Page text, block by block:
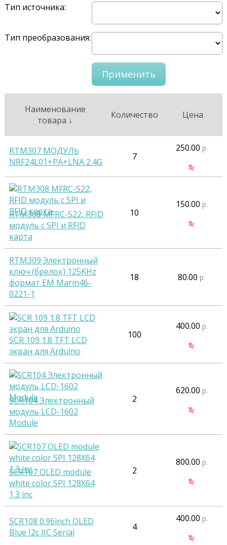
Тип источника:
Тип преобразования:
Наименование
товара ↓ Количество Цена
RTM307 МОДУЛЬ
NRF24L01+PA+LNA 2.4G
7
250.00 р.
RTM308 MFRC-522, RFID
модуль c SPI и RFID
карта
10
150.00 р.
RTM309 Электронный
ключ (брелок) 125KHz
формат EM Marin46-
0221-1
18 80.00 р.
SCR 109 1.8 TFT LCD
экран для Arduino
100
400.00 р.
SCR104 Электронный
модуль LCD-1602
Module
2
620.00 р.
SCR107 OLED module
white color SPI 128X64
1.3 inc
2
800.00 р.
SCR108 0.96inch OLED
Blue I2c IIC Serial
4
400.00 р.